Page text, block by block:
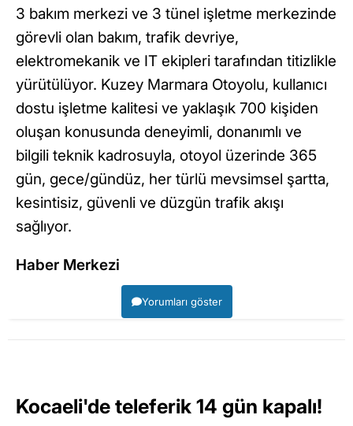
3 bakım merkezi ve 3 tünel işletme merkezinde
görevli olan bakım, trafik devriye,
elektromekanik ve IT ekipleri tarafından titizlikle
yürütülüyor. Kuzey Marmara Otoyolu, kullanıcı
dostu işletme kalitesi ve yaklaşık 700 kişiden
oluşan konusunda deneyimli, donanımlı ve
bilgili teknik kadrosuyla, otoyol üzerinde 365
gün, gece/gündüz, her türlü mevsimsel şartta,
kesintisiz, güvenli ve düzgün trafik akışı
sağlıyor.
Haber Merkezi
Yorumları göster
Kocaeli'de teleferik 14 gün kapalı!